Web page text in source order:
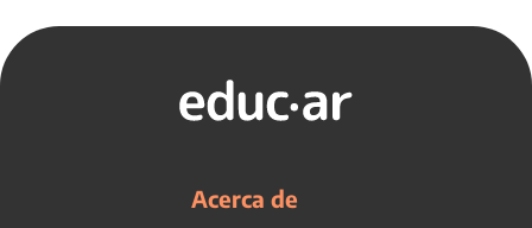
Acerca de